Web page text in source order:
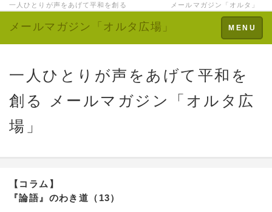
一人ひとりが声をあげて平和を創る メールマガジン「オルタ」
Toggle
navigation
MENU
メールマガジン「オルタ広場」
一人ひとりが声をあげて平和を
創る メールマガジン「オルタ広
場」
【コラム】
『論語』のわき道（13）